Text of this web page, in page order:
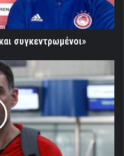
συγκεντρωμένοι»